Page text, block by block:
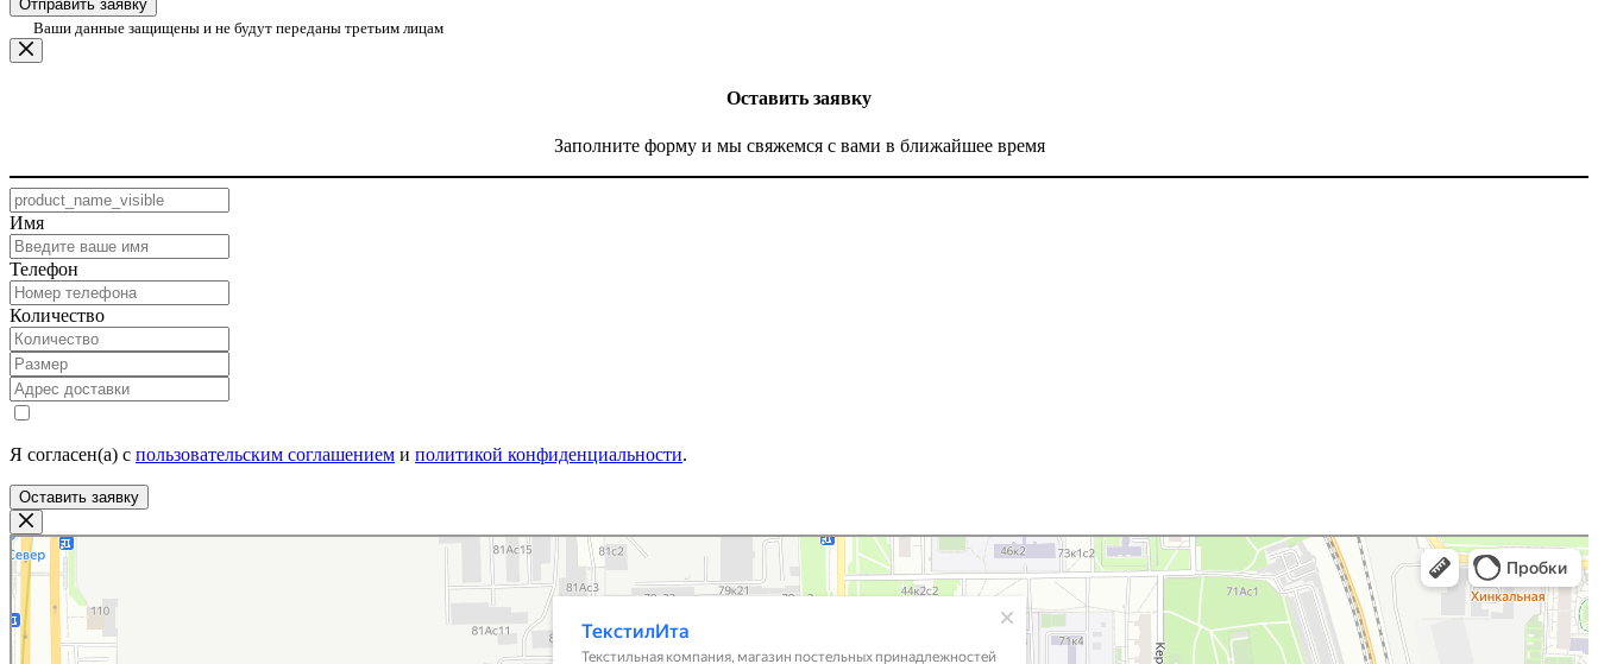
Отправить заявку
Ваши данные защищены и не будут переданы третьим лицам
Оставить заявку
Заполните форму и мы свяжемся с вами в ближайшее время
Имя
Телефон
Количество
Я согласен(а) с пользовательским соглашением и политикой конфиденциальности.
Оставить заявку
ТекстилИта
Текстильная компания в Москве
Магазин постельных принадлежностей в Москве